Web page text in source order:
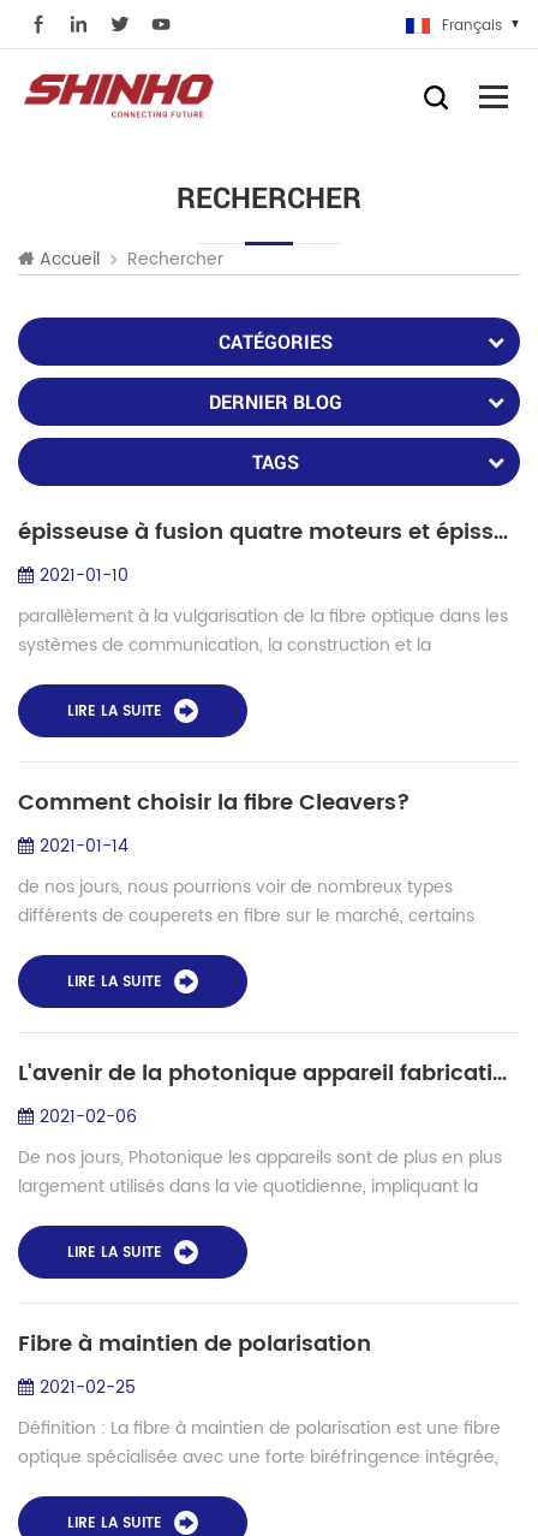
Français
RECHERCHER
Accueil Rechercher
CATÉGORIES
DERNIER BLOG
TAGS
épisseuse à fusion quatre moteurs et épisseuse à fusion six moteurs
2021-01-10
parallèlement à la vulgarisation de la fibre optique dans les
systèmes de communication, la construction et la
de plus en plus importantes et...
LIRE LA SUITE
Comment choisir la fibre Cleavers?
2021-01-14
de nos jours, nous pourrions voir de nombreux types
différents de couperets en fibre sur le marché, certains
entre fibre couperet? le couperet à f...
LIRE LA SUITE
L'avenir de la photonique appareil fabrication- épissage spécial de fibre
2021-02-06
De nos jours, Photonique les appareils sont de plus en plus
largement utilisés dans la vie quotidienne, impliquant la
militaire et d'autres a...
LIRE LA SUITE
Fibre à maintien de polarisation
2021-02-25
Définition : La fibre à maintien de polarisation est une fibre
optique spécialisée avec une forte biréfringence intégrée,
d'un faisceau d'entr...
LIRE LA SUITE